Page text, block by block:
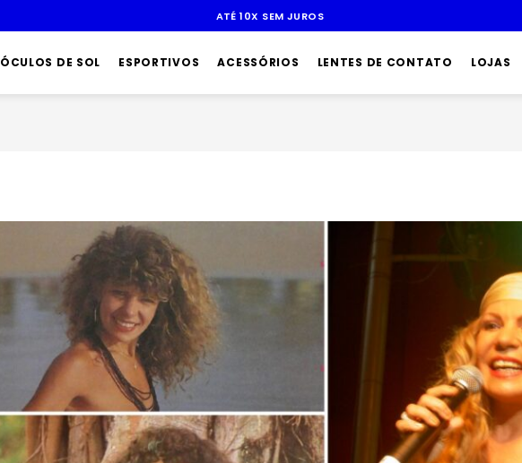
ATÉ 10X SEM JUROS
ÓCULOS DE SOL ESPORTIVOS ACESSÓRIOS LENTES DE CONTATO LOJAS